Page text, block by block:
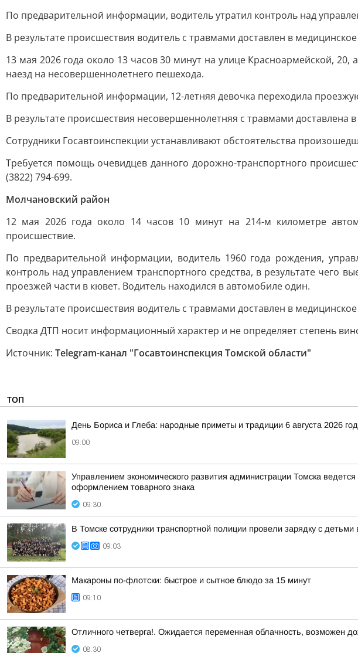
По предварительной информации, водитель утратил контроль над
В результате происшествия водитель с травмами доставлен в
13 мая 2026 года около 13 часов 30 минут на улице Красноармейской,
наезд на несовершеннолетнего пешехода.
По предварительной информации, 12-летняя девочка переходила
В результате происшествия несовершеннолетняя с травмами доставлена
Сотрудники Госавтоинспекции устанавливают обстоятельства
Требуется помощь очевидцев данного дорожно-транспортного
(3822) 794-699.
Молчановский район
12 мая 2026 года около 14 часов 10 минут на 214-м километре
происшествие.
По предварительной информации, водитель 1960 года рождения,
контроль над управлением транспортного средства, в результате чего
проезжей части в кювет. Водитель находился в автомобиле один.
В результате происшествия водитель с травмами доставлен в
Сводка ДТП носит информационный характер и не определяет степень
Источник: Telegram-канал "Госавтоинспекция Томской области"
ТОП
День Бориса и Глеба: народные приметы и традиции 6 августа 2026
09:00
Управлением экономического развития администрации Томска
оформлением товарного знака
09:30
В Томске сотрудники транспортной полиции провели зарядку с
09:03
Макароны по-флотски: быстрое и сытное блюдо за 15 минут
09:10
Отличного четверга!. Ожидается переменная облачность, возможен
08:30